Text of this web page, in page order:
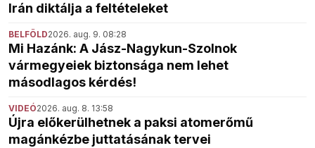
Irán diktálja a feltételeket
BELFÖLD2026. aug. 9. 08:28
Mi Hazánk: A Jász-Nagykun-Szolnok
vármegyeiek biztonsága nem lehet
másodlagos kérdés!
VIDEÓ2026. aug. 8. 13:58
Újra előkerülhetnek a paksi atomerőmű
magánkézbe juttatásának tervei